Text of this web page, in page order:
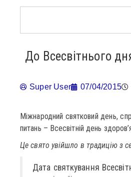
До Всесвітнього
Super User 07/04/2015
Міжнародний святковий день,
питань – Всесвітній день
Це свято увійшло в традицію з
Дата святкування